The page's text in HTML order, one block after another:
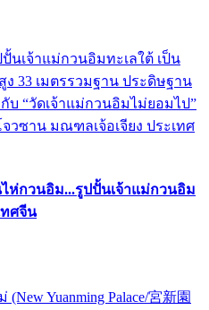
เจ้าแม่กวนอิมทะเลใต้ เป็น
33 เมตรรวมฐาน ประดิษฐาน
บ “วัดเจ้าแม่กวนอิมไม่ยอมไป”
วซาน มณฑลเจ้อเจียง ประเทศ
ไห่กวนอิม...รูปปั้นเจ้าแม่กวนอิม
ทศจีน
Yuanming Palace/宮新園